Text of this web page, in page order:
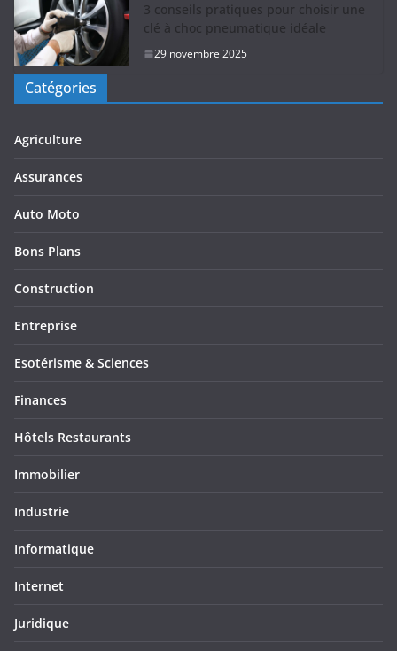
3 conseils pratiques pour choisir une
clé à choc pneumatique idéale
29 novembre 2025
Catégories
Agriculture
Assurances
Auto Moto
Bons Plans
Construction
Entreprise
Esotérisme & Sciences
Finances
Hôtels Restaurants
Immobilier
Industrie
Informatique
Internet
Juridique